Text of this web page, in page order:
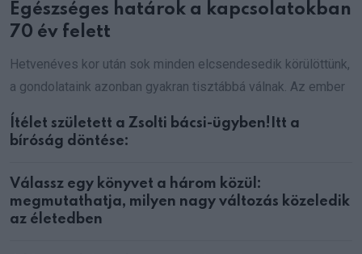
Egészséges határok a kapcsolatokban
70 év felett
Hetvenéves kor után sok minden elcsendesedik körülöttünk,
a gondolataink azonban gyakran tisztábbá válnak. Az ember
Ítélet született a Zsolti bácsi-ügyben!Itt a
bíróság döntése:
Válassz egy könyvet a három közül:
megmutathatja, milyen nagy változás közeledik
az életedben